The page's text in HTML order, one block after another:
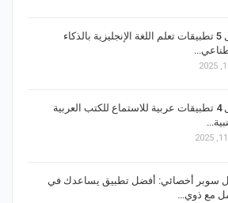
أفضل 5 تطبيقات تعلم اللغة الإنجليزية بالذكاء
أفضل 4 تطبيقات عربية للاستماع للكتب العربية
سوبر أخصائي: أفضل تطبيق يساعدك في
مع ذوي…